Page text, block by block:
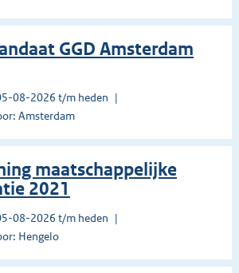
GGD Amsterdam
08-2026 t/m heden
Amsterdam
maatschappelijke
2021
08-2026 t/m heden
Hengelo